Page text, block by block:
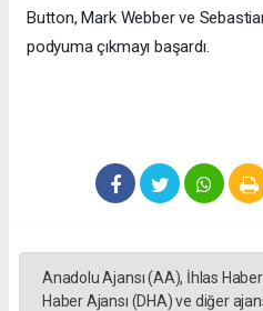
Button, Mark Webber ve
podyuma çıkmayı başardı.
Anadolu Ajansı (AA), İhlas
Haber Ajansı (DHA) ve diğer